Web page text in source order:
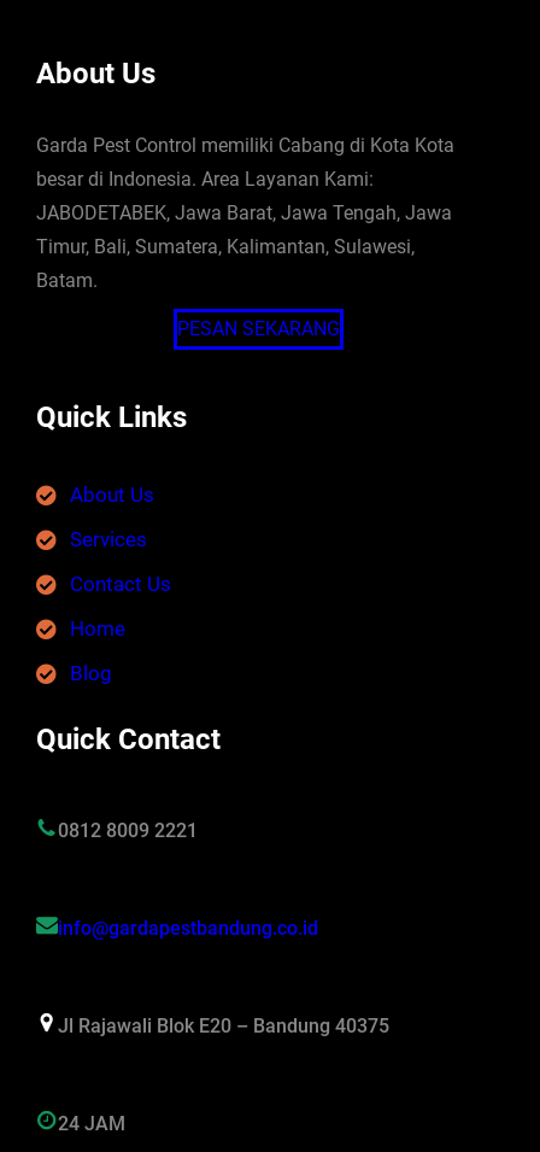
About Us
Garda Pest Control memiliki Cabang di Kota Kota
besar di Indonesia. Area Layanan Kami:
JABODETABEK, Jawa Barat, Jawa Tengah, Jawa
Timur, Bali, Sumatera, Kalimantan, Sulawesi,
Batam.
PESAN SEKARANG
Quick Links
About Us
Services
Contact Us
Home
Blog
Quick Contact
0812 8009 2221
info@gardapestbandung.co.id
Jl Rajawali Blok E20 – Bandung 40375
24 JAM